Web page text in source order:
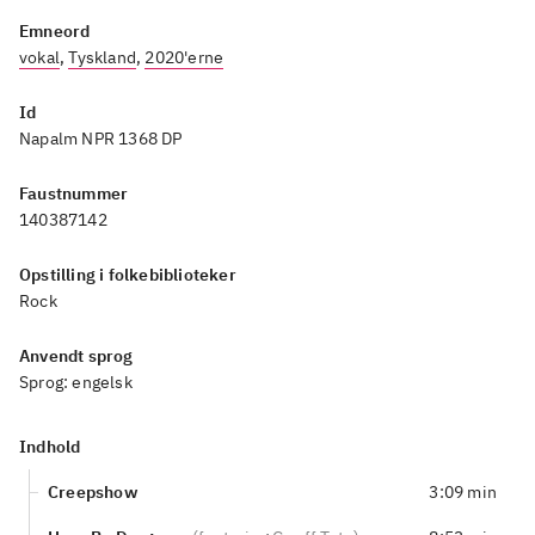
Emneord
vokal,Tyskland, 2020'erne
Id
Napalm NPR 1368 DP
Faustnummer
140387142
Opstilling i folkebiblioteker
Rock
Anvendt sprog
Sprog: engelsk
Indhold
Creepshow 3:09 min